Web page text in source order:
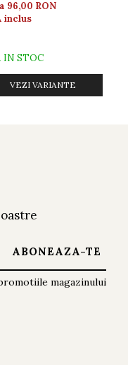
indispensabil
96,00 RON
inclus
IN STOC
VEZI VARIANTE
magazinului